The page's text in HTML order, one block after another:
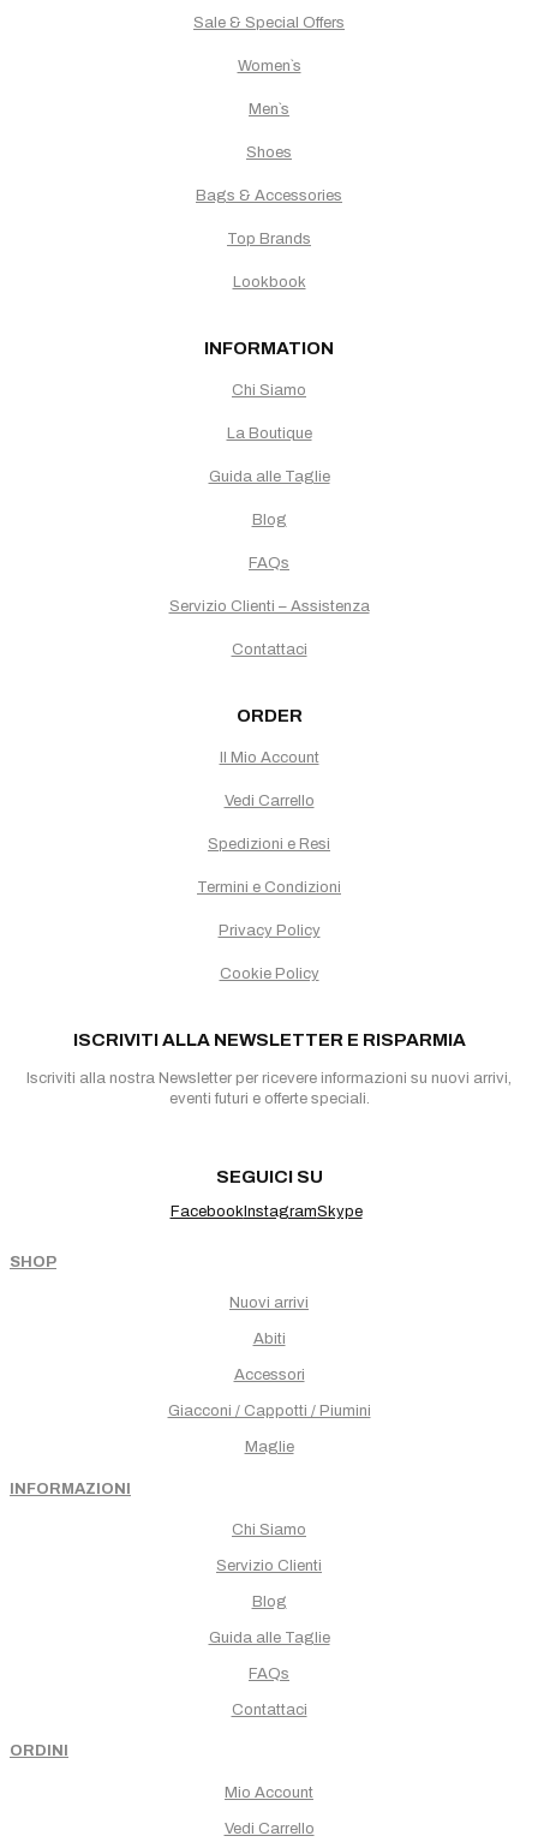
Sale & Special Offers
Women`s
Men`s
Shoes
Bags & Accessories
Top Brands
Lookbook
INFORMATION
Chi Siamo
La Boutique
Guida alle Taglie
Blog
FAQs
Servizio Clienti – Assistenza
Contattaci
ORDER
Il Mio Account
Vedi Carrello
Spedizioni e Resi
Termini e Condizioni
Privacy Policy
Cookie Policy
ISCRIVITI ALLA NEWSLETTER E RISPARMIA
Iscriviti alla nostra Newsletter per ricevere informazioni su nuovi arrivi,
eventi futuri e offerte speciali.
SEGUICI SU
FacebookInstagramSkype
SHOP
Nuovi arrivi
Abiti
Accessori
Giacconi / Cappotti / Piumini
Maglie
INFORMAZIONI
Chi Siamo
Servizio Clienti
Blog
Guida alle Taglie
FAQs
Contattaci
ORDINI
Mio Account
Vedi Carrello